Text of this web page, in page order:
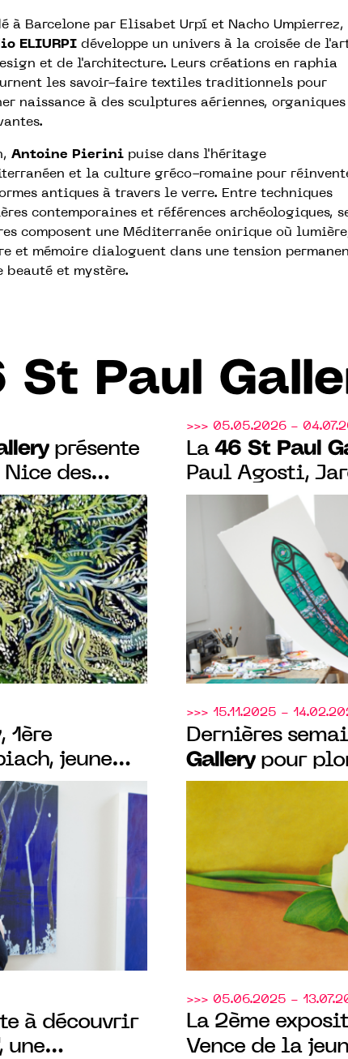
à Barcelone par Elisabet Urpí et Nacho Umpierrez,
ELIURPI développe un univers à la croisée de
et de l'architecture. Leurs créations en raphia
les savoir-faire textiles traditionnels pour
naissance à des sculptures aériennes,
Antoine Pierini puise dans l'héritage
et la culture gréco-romaine pour
antiques à travers le verre. Entre techniques
contemporaines et références archéologiques,
composent une Méditerranée onirique où
et mémoire dialoguent dans une tension
beauté et mystère.
St Paul
présente
Nice des
pour les
>>> 05.05.2026 -
La 46 St Paul
Paul Agosti,
rétrospective
perception
, 1ère
jeune
Villa Arson
>>> 15.11.2025 -
Dernières
Gallerypour
sensible
Paul-de-Vence
à découvrir
une
>>> 05.06.2025 -
La 2ème
Vence de la